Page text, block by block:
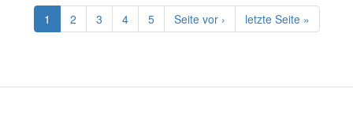
Seitennummerierung
Aktuelle
Seite
1 Page
2 Page
3 Page
4 Page
5
Nächste
Seite
Seite vor ›
Letzte
Seite
letzte Seite »